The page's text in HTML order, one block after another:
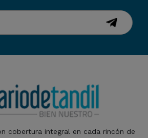
cobertura integral en cada rincón de